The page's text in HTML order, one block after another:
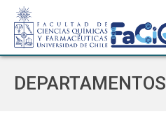
DEPARTAMENTOS